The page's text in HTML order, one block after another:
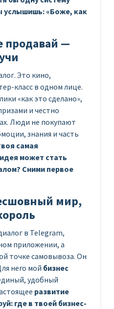
услышишь: «Боже, как
продавай —
Это кино,
класс в одном лице.
«как это сделано»,
и честно
Люди не покупают
знания и часть
самая
может стать
Сними первое
мир,
в Telegram,
приложении, а
точке самовывоза. Он
него мой бизнес
удобный
развитие
где в твоей бизнес-